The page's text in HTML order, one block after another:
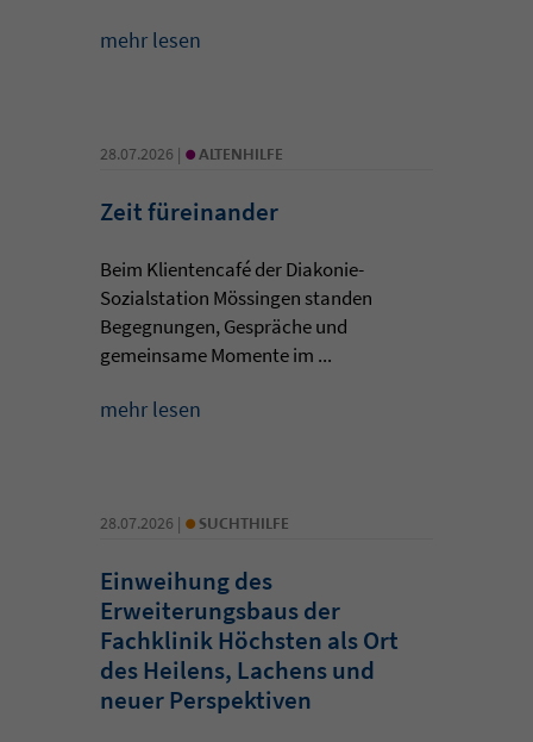
mehr lesen
28.07.2026 | • ALTENHILFE
Zeit füreinander
Beim Klientencafé der Diakonie-
Sozialstation Mössingen standen
Begegnungen, Gespräche und
gemeinsame Momente im ...
mehr lesen
28.07.2026 | • SUCHTHILFE
Einweihung des
Erweiterungsbaus der
Fachklinik Höchsten als Ort
des Heilens, Lachens und
neuer Perspektiven